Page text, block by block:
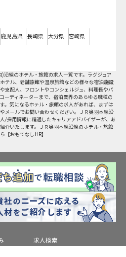
鹿児島県 長崎県 大分県 宮崎県
)沿線のホテル・旅館の求人一覧です。ラグジュア
テル、老舗旅館や温泉旅館などの様々な宿泊施設
支配人、フロントやコンシェルジュ、料理長やパ
ーディネーターまで、宿泊業界のあらゆる職種の
。気になるホテル・旅館の求人があれば、まずは
メールでお問い合わせください。ＪＲ奥羽本線沿
/採用情報に精通したキャリアアドバイザーが、あ
介いたします。ＪＲ奥羽本線沿線のホテル・旅館
【おもてなしHR】
求人検索